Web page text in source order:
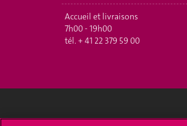
Accueil et livraisons
7h00 - 19h00
tél. + 41 22 379 59 00